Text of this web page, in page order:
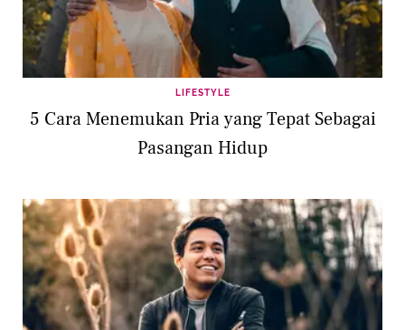
LIFESTYLE
5 Cara Menemukan Pria yang Tepat Sebagai
Pasangan Hidup